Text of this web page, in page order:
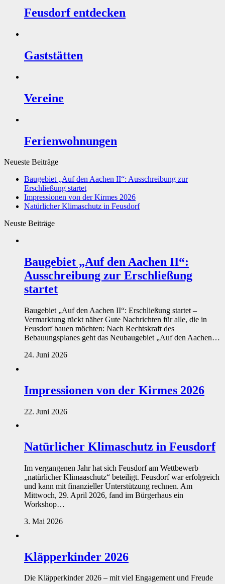
Feusdorf entdecken
Gaststätten
Vereine
Ferienwohnungen
Neueste Beiträge
Baugebiet „Auf den Aachen II“: Ausschreibung zur
Erschließung startet
Impressionen von der Kirmes 2026
Natürlicher Klimaschutz in Feusdorf
Neuste Beiträge
Baugebiet „Auf den Aachen II“:
Ausschreibung zur Erschließung
startet
Baugebiet „Auf den Aachen II“: Erschließung startet –
Vermarktung rückt näher Gute Nachrichten für alle, die in
Feusdorf bauen möchten: Nach Rechtskraft des
Bebauungsplanes geht das Neubaugebiet „Auf den Aachen…
24. Juni 2026
Impressionen von der Kirmes 2026
22. Juni 2026
Natürlicher Klimaschutz in Feusdorf
Im vergangenen Jahr hat sich Feusdorf am Wettbewerb
„natürlicher Klimaaschutz“ beteiligt. Feusdorf war erfolgreich
und kann mit finanzieller Unterstützung rechnen. Am
Mittwoch, 29. April 2026, fand im Bürgerhaus ein
Workshop…
3. Mai 2026
Kläpperkinder 2026
Die Kläpperkinder 2026 – mit viel Engagement und Freude